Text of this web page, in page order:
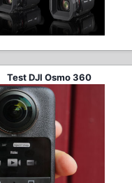
Test DJI Osmo 360